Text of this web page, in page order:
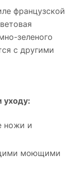
французской
зеленого
с другими
уходу:
ножи и
моющими